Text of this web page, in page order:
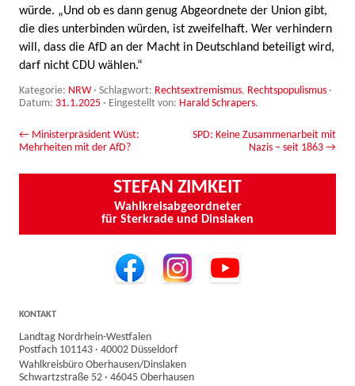
würde. „Und ob es dann genug Abgeordnete der Union gibt,
die dies unterbinden würden, ist zweifelhaft. Wer verhindern
will, dass die AfD an der Macht in Deutschland beteiligt wird,
darf nicht CDU wählen.“
Kategorie: NRW· Schlagwort: Rechtsextremismus, Rechtspopulismus ·
Datum: 31.1.2025 · Eingestellt von: Harald Schrapers.
Beitrags-Navigation
← Ministerpräsident Wüst:
Mehrheiten mit der AfD?
SPD: Keine Zusammenarbeit mit
Nazis – seit 1863 →
STEFAN ZIMKEIT
Wahlkreisabgeordneter
für Sterkrade und Dinslaken
KONTAKT
Landtag Nordrhein-Westfalen
Postfach 101143 · 40002 Düsseldorf
Wahlkreisbüro Oberhausen/Dinslaken
Schwartzstraße 52 · 46045 Oberhausen